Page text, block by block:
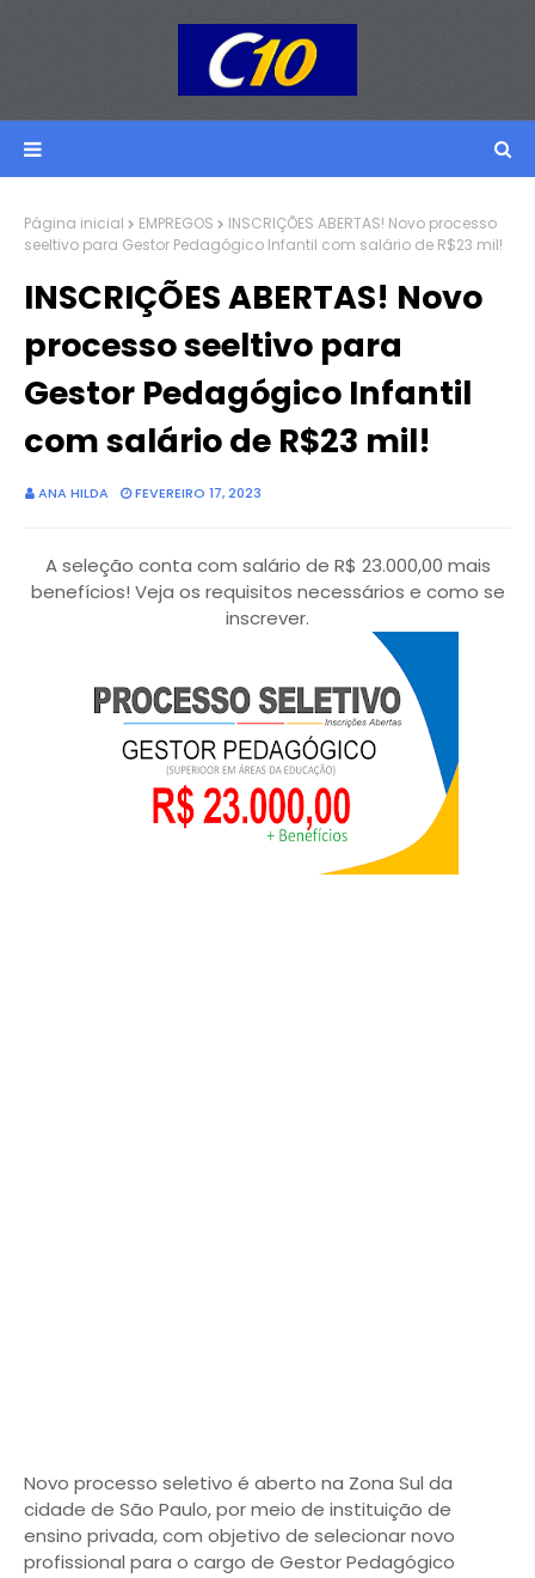
Página inicial EMPREGOS
INSCRIÇÕES ABERTAS! Novo processo
seeltivo para Gestor Pedagógico Infantil com salário de R$23 mil!
INSCRIÇÕES ABERTAS! Novo
processo seeltivo para
Gestor Pedagógico Infantil
com salário de R$23 mil!
ANA HILDA FEVEREIRO 17, 2023
A seleção conta com salário de R$ 23.000,00 mais
benefícios! Veja os requisitos necessários e como se
inscrever.
Novo processo seletivo é aberto na Zona Sul da
cidade de São Paulo, por meio de instituição de
ensino privada, com objetivo de selecionar novo
profissional para o cargo de Gestor Pedagógico